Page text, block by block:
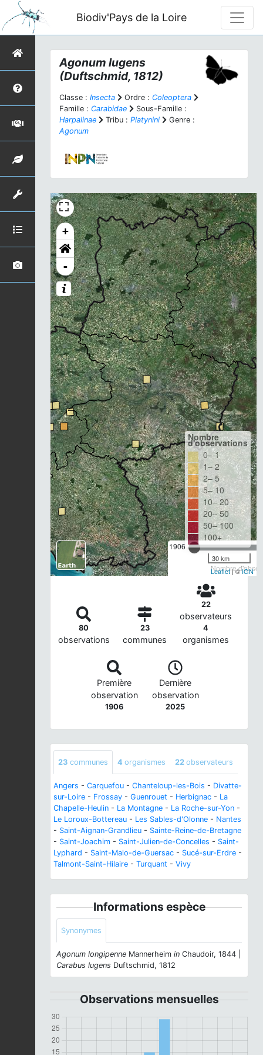
Biodiv'Pays de la Loire
Agonum lugens
(Duftschmid, 1812)
Classe : Insecta Ordre : Coleoptera
Famille : Carabidae
Sous-Famille :
Harpalinae
Tribu : Platynini
Genre :
Agonum
+
-
1906
Nombre
Nombre
d'observations
0– 1
1– 2
2– 5
5– 10
10– 20
20– 50
50– 100
100+
30 km
Leaflet| ©IGN
80
observations
23
communes
22
observateurs
4
organismes
Première
observation
1906
Dernière
observation
2025
23 communes 4 organismes 22 observateurs
Angers - Carquefou - Chanteloup-les-Bois - Divatte-
sur-Loire - Frossay - Guenrouet - Herbignac - La
Chapelle-Heulin - La Montagne - La Roche-sur-Yon -
Le Loroux-Bottereau - Les Sables-d'Olonne - Nantes
- Saint-Aignan-Grandlieu - Sainte-Reine-de-Bretagne
- Saint-Joachim - Saint-Julien-de-Concelles - Saint-
Lyphard - Saint-Malo-de-Guersac - Sucé-sur-Erdre -
Talmont-Saint-Hilaire - Turquant - Vivy
Informations espèce
Synonymes
Agonum longipenne Mannerheim in Chaudoir, 1844 |
Carabus lugens Duftschmid, 1812
Observations mensuelles